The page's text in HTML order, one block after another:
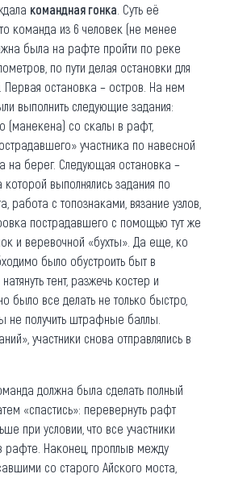
командная гонка . Суть её
команда из 6 человек (не менее
была на рафте пройти по реке
по пути делая остановки для
Первая остановка – остров. На нем
выполнить следующие задания:
(манекена) со скалы в рафт,
участника по навесной
на берег. Следующая остановка –
которой выполнялись задания по
работа с топознаками, вязание узлов,
пострадавшего с помощью тут же
и веревочной «бухты». Да еще, ко
было обустроить быт в
тент, разжечь костер и
было все делать не только быстро,
не получить штрафные баллы.
участники снова отправлялись в
должна была сделать полный
«спастись»: перевернуть рафт
при условии, что все участники
рафте. Наконец, проплыв между
со старого Айского моста,